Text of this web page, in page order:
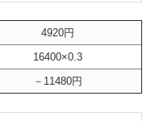
4920円
16400×0.3
－11480円